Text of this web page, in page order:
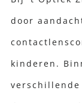
door
kinderen.